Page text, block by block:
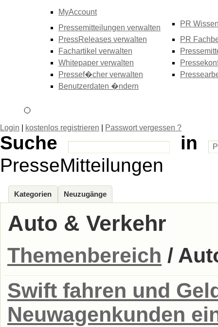
MyAccount
Pressemitteilungen verwalten
PressReleases verwalten
Fachartikel verwalten
Whitepaper verwalten
Pressef�cher verwalten
Benutzerdaten �ndern
PR
PR
Login kostenlos registrieren Passwort vergessen ?
Suche
in
PresseMitteilungen
Kategorien Neuzugänge
Auto & Verkehr
Themenbereich /
Swift fahren und
Neuwagenkunden